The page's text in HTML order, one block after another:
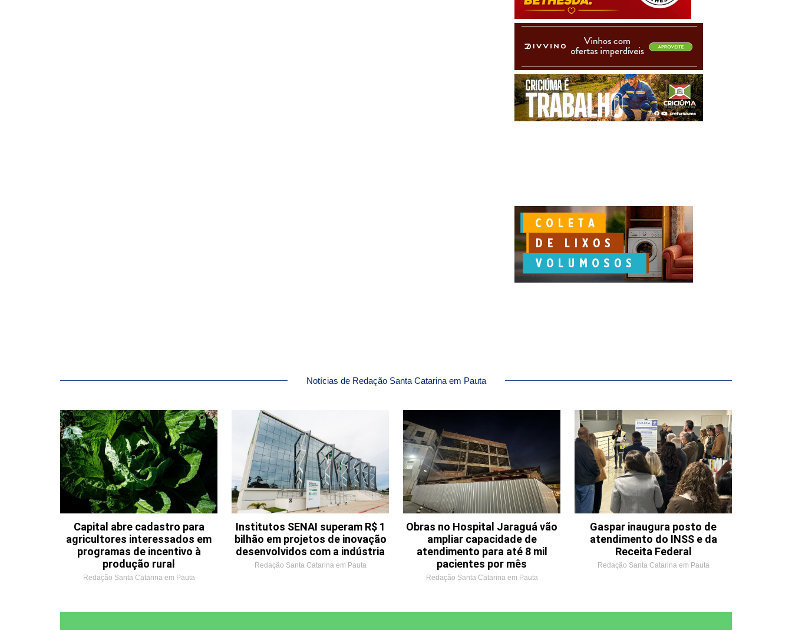
Notícias de Redação Santa Catarina em Pauta
Capital abre cadastro para
agricultores interessados em
programas de incentivo à
produção rural
Redação Santa Catarina em Pauta
Institutos SENAI superam R$ 1
bilhão em projetos de inovação
desenvolvidos com a indústria
Redação Santa Catarina em Pauta
Obras no Hospital Jaraguá vão
ampliar capacidade de
atendimento para até 8 mil
pacientes por mês
Redação Santa Catarina em Pauta
Gaspar inaugura posto de
atendimento do INSS e da
Receita Federal
Redação Santa Catarina em Pauta